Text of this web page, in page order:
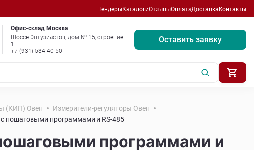
ТендерыКаталогиОтзывыОплатаДоставка Контакты
Офис-склад Москва
Шоссе Энтузиастов, дом № 15, строение
1
+7 (931) 534-40-50
Оставить заявку
(КИП) Овен
Измерители-регуляторы Овен
пошаговыми программами и RS-485
программами и